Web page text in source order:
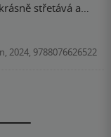
střetává a
lišky nejen dávají
Začíná to tam
2024, 9788076626522